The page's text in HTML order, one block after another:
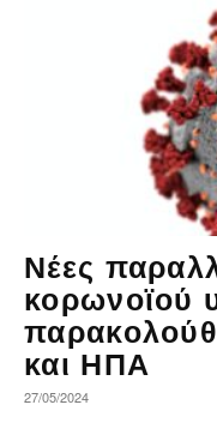
Νέες
κορωνοϊού
και ΗΠΑ
27/05/2024